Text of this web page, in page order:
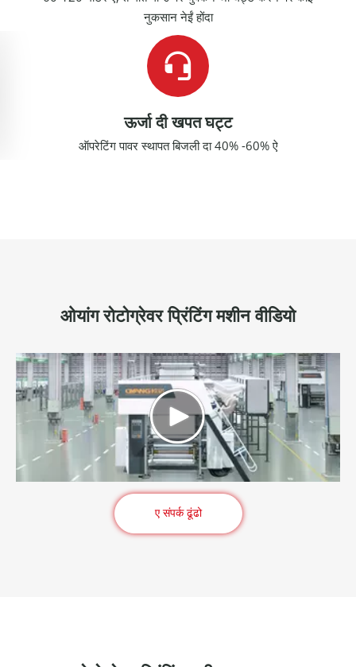
नुकसान नेईं होंदा
ऊर्जा दी खपत घट्ट
ऑपरेटिंग पावर स्थापत बिजली दा 40% -60% ऐ
ओयांग रोटोग्रेवर प्रिंटिंग मशीन वीडियो
ए संपर्क ढूंढो